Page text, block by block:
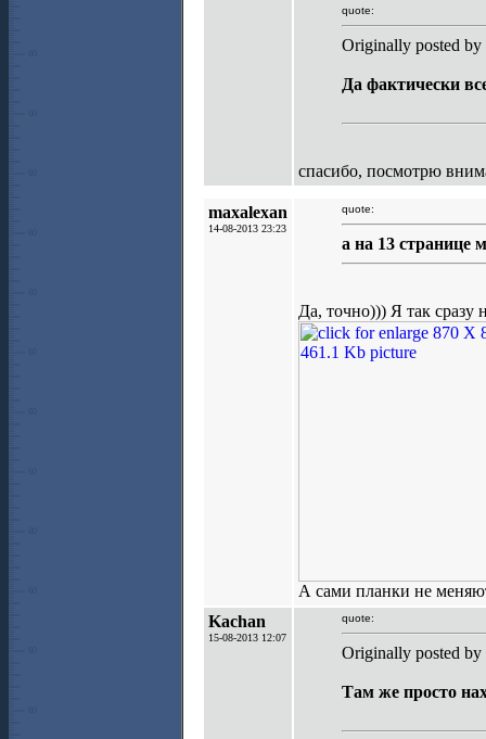
quote:
Originally posted by
Да фактически
спасибо, посмотрю
maxalexan
14-08-2013 23:23
quote:
а на 13 странице
Да, точно))) Я так сразу
А сами планки не
Kachan
15-08-2013 12:07
quote:
Originally posted by
Там же просто